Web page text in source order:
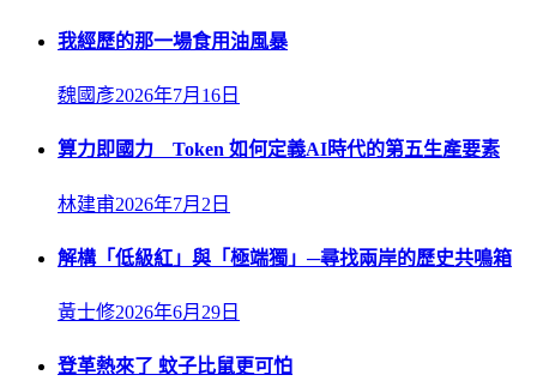
我經歷的那一場食用油風暴
魏國彥2026年7月16日
算力即國力 Token 如何定義AI時代的第五生產要素
林建甫2026年7月2日
解構「低級紅」與「極端獨」─尋找兩岸的歷史共鳴箱
黃士修2026年6月29日
登革熱來了 蚊子比鼠更可怕